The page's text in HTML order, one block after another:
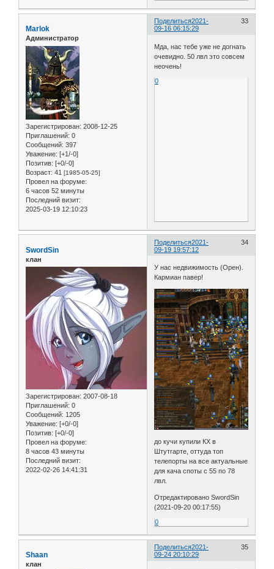
Поделиться 33
2021-
09-16 06:15:29
Marlok
Администратор
Зарегистрирован: 2008-12-25
Приглашений: 0
Сообщений: 397
Уважение: [+1/-0]
Позитив: [+0/-0]
Возраст: 41 [1985-05-25]
Провел на форуме:
6 часов 52 минуты
Последний визит:
2025-03-19 12:10:23
Мда, нас тебе уже не догнать
очевидно. 50 лвл это совсем
неочень!
0
Поделиться 34
2021-
09-19 19:57:12
SwordSin
клан
Зарегистрирован: 2007-08-18
Приглашений: 0
Сообщений: 1205
Уважение: [+0/-0]
Позитив: [+0/-0]
Провел на форуме:
8 часов 43 минуты
Последний визит:
2022-02-26 14:41:31
У нас недвижимость (Орен).
Кармиан павер!
до кучи купили КХ в
Штутгарте, оттуда топ
телепорты на все актуальные
для кача споты с 55 по 78
лвл.
Отредактировано SwordSin
(2021-09-20 00:17:55)
0
Поделиться 35
2021-
09-24 20:10:29
Shaan
клан